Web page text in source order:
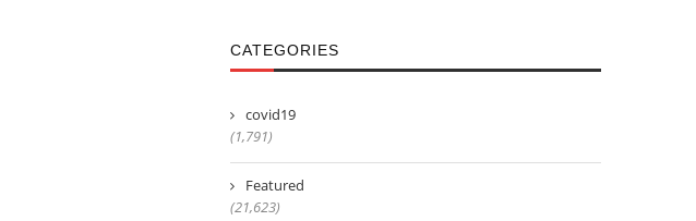
CATEGORIES
covid19
(1,791)
Featured
(21,623)